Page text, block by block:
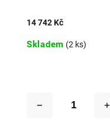
14 742 Kč
Skladem (2 ks)